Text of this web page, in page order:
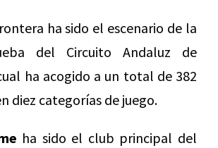
ha sido el escenario de la
del Circuito Andaluz de
ha acogido a un total de 382
diez categorías de juego.
ha sido el club principal del